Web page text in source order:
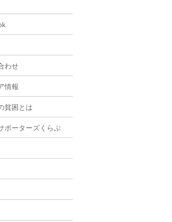
わせ
情報
貧困とは
ポーターズくらぶ